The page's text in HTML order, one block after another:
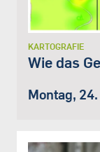
KARTOGRAFIE
Wie das
Montag,